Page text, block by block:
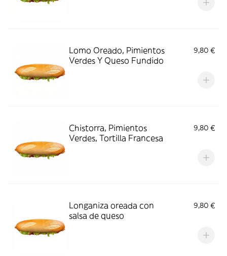
Lomo Oreado, Pimientos
Verdes Y Queso Fundido
9,80 €
Chistorra, Pimientos
Verdes, Tortilla Francesa
9,80 €
Longaniza oreada con
salsa de queso
9,80 €